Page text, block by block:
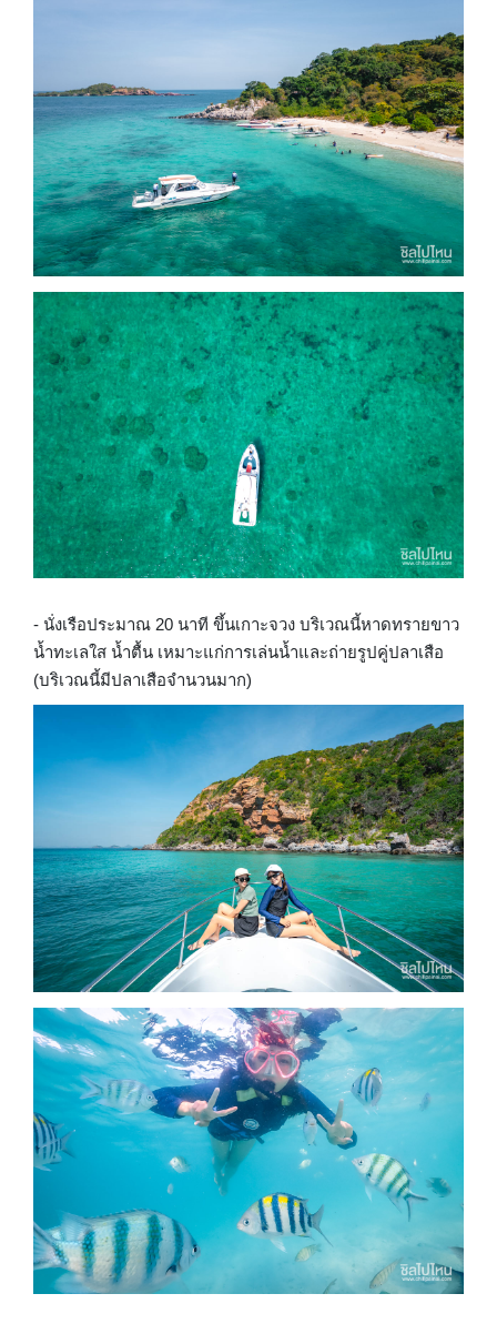
- นั่งเรือประมาณ 20 นาที ขึ้นเกาะจวง​ บริเวณนี้หาดทรายขาว​
น้ำทะเลใส​ น้ำตื้น เหมาะแก่การเล่นน้ำและถ่ายรูปคู่ปลาเสือ
(บริเวณนี้มีปลาเสือจำนวนมาก)